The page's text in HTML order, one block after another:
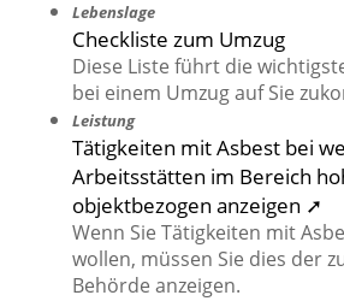
Lebenslage
Checkliste zum Umzug
Diese Liste führt die
bei einem Umzug auf Sie
Leistung
Tätigkeiten mit Asbest bei
Arbeitsstätten im Bereich
objektbezogen anzeigen ➚
Wenn Sie Tätigkeiten mit
wollen, müssen Sie dies der
Behörde anzeigen.